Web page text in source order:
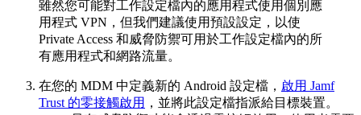
雖然您可能對工作設定檔內的應用程式使用個別應
用程式 VPN，但我們建議使用預設設定，以使
Private Access 和威脅防禦可用於工作設定檔內的所
有應用程式和網路流量。
在您的 MDM 中定義新的 Android 設定檔， 啟用 Jamf
Trust 的零接觸啟用 ，並將此設定檔指派給目標裝置。